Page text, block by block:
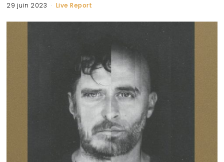
29 juin 2023 Live Report